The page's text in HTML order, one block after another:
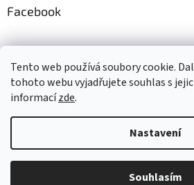
Tento web používá soubory cookie.
tohoto webu vyjadřujete souhlas s
informacízde.
Nastavení
Souhlasím
Facebook
Instagram
Copyright 2026www.carloromani-
Upravit